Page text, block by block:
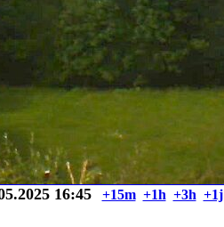
16:45 +15m +1h +3h +1j